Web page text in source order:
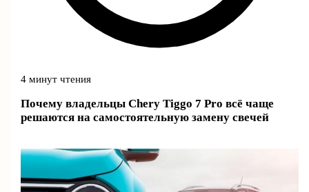
4 минут чтения
Почему владельцы Chery Tiggo 7 Pro всё чаще
решаются на самостоятельную замену свечей